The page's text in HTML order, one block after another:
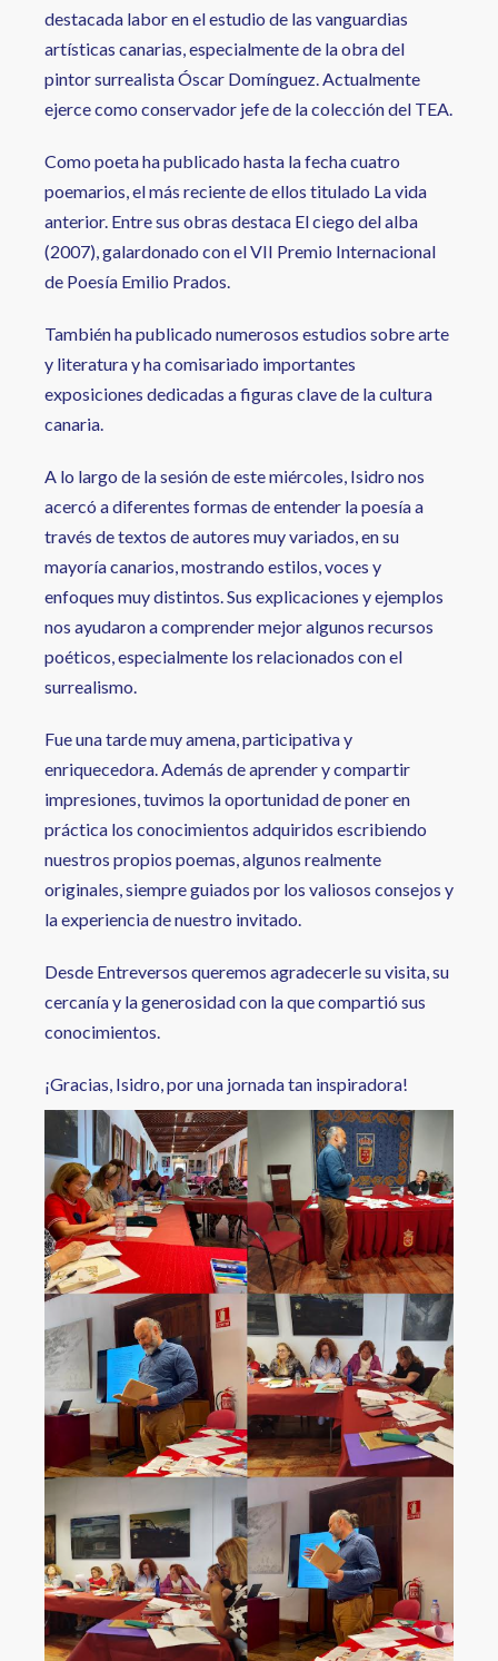
destacada labor en el estudio de las vanguardias
artísticas canarias, especialmente de la obra del
pintor surrealista Óscar Domínguez. Actualmente
ejerce como conservador jefe de la colección del TEA.
Como poeta ha publicado hasta la fecha cuatro
poemarios, el más reciente de ellos titulado La vida
anterior. Entre sus obras destaca El ciego del alba
(2007), galardonado con el VII Premio Internacional
de Poesía Emilio Prados.
También ha publicado numerosos estudios sobre arte
y literatura y ha comisariado importantes
exposiciones dedicadas a figuras clave de la cultura
canaria.
A lo largo de la sesión de este miércoles, Isidro nos
acercó a diferentes formas de entender la poesía a
través de textos de autores muy variados, en su
mayoría canarios, mostrando estilos, voces y
enfoques muy distintos. Sus explicaciones y ejemplos
nos ayudaron a comprender mejor algunos recursos
poéticos, especialmente los relacionados con el
surrealismo.
Fue una tarde muy amena, participativa y
enriquecedora. Además de aprender y compartir
impresiones, tuvimos la oportunidad de poner en
práctica los conocimientos adquiridos escribiendo
nuestros propios poemas, algunos realmente
originales, siempre guiados por los valiosos consejos y
la experiencia de nuestro invitado.
Desde Entreversos queremos agradecerle su visita, su
cercanía y la generosidad con la que compartió sus
conocimientos.
¡Gracias, Isidro, por una jornada tan inspiradora!